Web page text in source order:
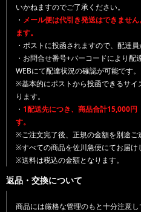
いかねますのでご了承ください。
・ メール便は代引き発送はできませ
ます。
・ポストに投函されますので、配達
・お問合せ番号+バーコードにより配
WEBにて配達状況の確認が可能です。
※基本的にポストから投函できるサイ
ります。
・ 1配送先につき、商品合計15,000円
す。
※ご注文完了後、正規の金額を別途ご
※すべての商品を佐川急便にてお届け
※送料は税込の金額となります。
返品・交換について
商品には厳格な管理のもと十分注意